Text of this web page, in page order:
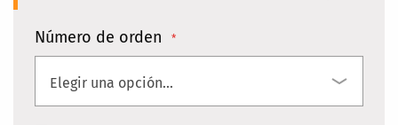
Número de orden